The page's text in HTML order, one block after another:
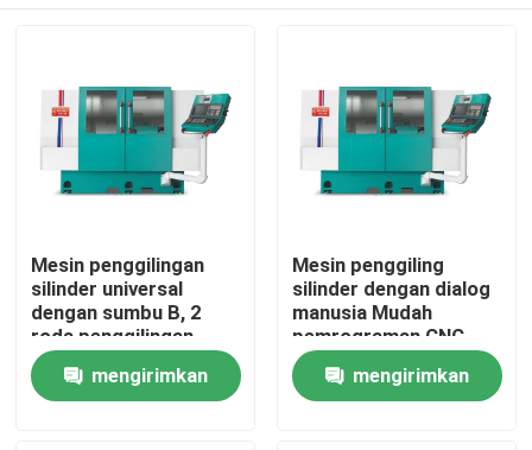
Rumah
Produk
Mesin penggilingan
silinder universal
dengan sumbu B, 2
roda penggilingan
eksternal dan 1 roda
penggilingan internal
mengirimkan
Mesin penggiling
silinder dengan dialog
manusia Mudah
pemrograman CNC
controller
mengirimkan